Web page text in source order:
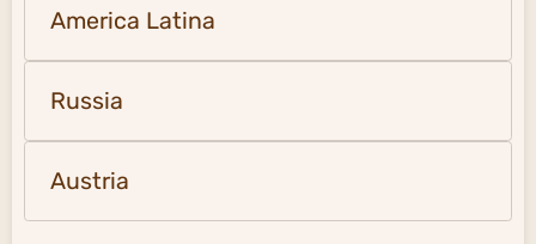
America Latina
Russia
Austria